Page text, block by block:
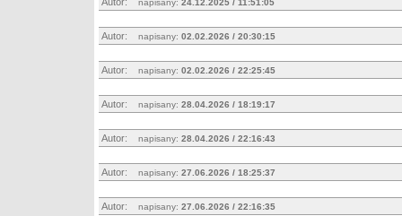
napisany: 24.12.2025 / 11:51:05
Autor: napisany: 02.02.2026 / 20:30:15
Autor: napisany: 02.02.2026 / 22:25:45
Autor: napisany: 28.04.2026 / 18:19:17
Autor: napisany: 28.04.2026 / 22:16:43
Autor: napisany: 27.06.2026 / 18:25:37
Autor: napisany: 27.06.2026 / 22:16:35